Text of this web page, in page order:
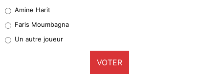
1%
9%
Amine Harit
Faris Moumbagna
Un autre joueur
VOTER